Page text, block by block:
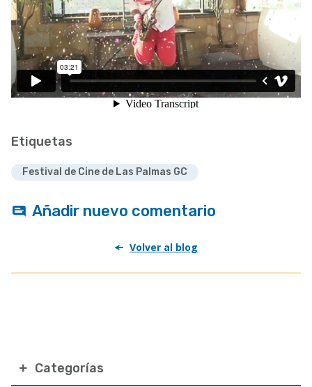
Categorías
Etiquetas
Festival de Cine de Las Palmas GC
Añadir nuevo comentario
Volver al blog